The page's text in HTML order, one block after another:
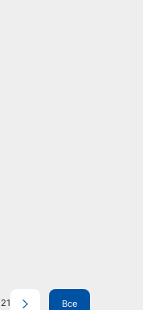
21 Все